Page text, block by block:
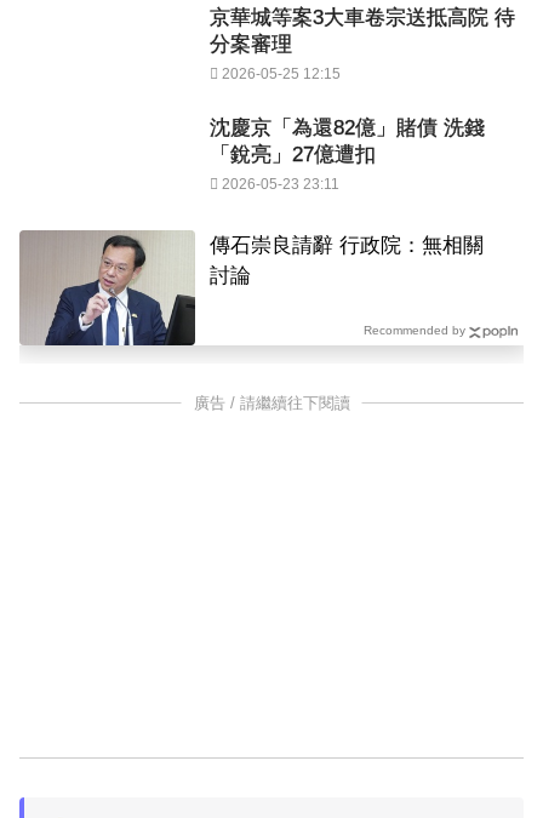
京華城等案3大車卷宗送抵高院 待
分案審理
2026-05-25 12:15
沈慶京「為還82億」賭債 洗錢
「銳亮」27億遭扣
2026-05-23 23:11
傳石崇良請辭 行政院：無相關
討論
Recommended by
廣告 / 請繼續往下閱讀